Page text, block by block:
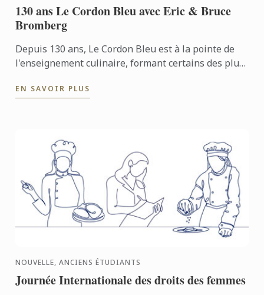
130 ans Le Cordon Bleu avec Eric & Bruce
Bromberg
Depuis 130 ans, Le Cordon Bleu est à la pointe de
l'enseignement culinaire, formant certains des plus
...
EN SAVOIR PLUS
NOUVELLE, ANCIENS ÉTUDIANTS
Journée Internationale des droits des femmes